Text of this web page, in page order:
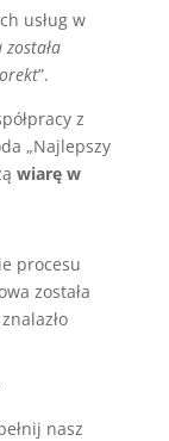
usług w
została
”.
z
„Najlepszy
wiarę w
procesu
została
nasz